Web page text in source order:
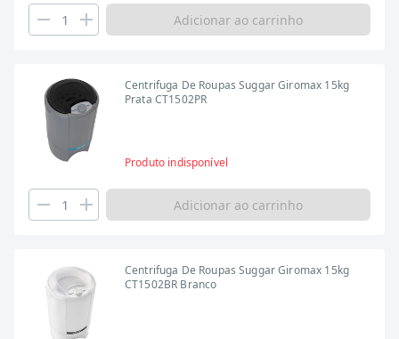
Adicionar ao carrinho
Centrifuga De Roupas Suggar Giromax 15kg
Prata CT1502PR
Produto indisponível
Adicionar ao carrinho
Centrifuga De Roupas Suggar Giromax 15kg
CT1502BR Branco